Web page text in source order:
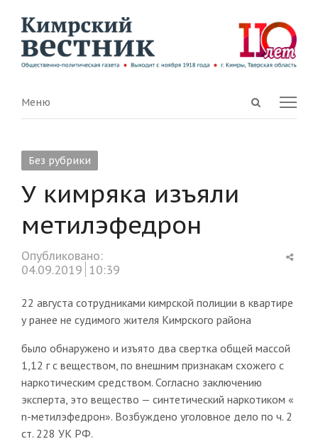
Open
Menu
Меню
Без рубрики
У кимряка изъяли
метилэфедрон
Опубликовано:
04.09.2019 10:39
22 августа сотрудниками кимрской полиции в квартире
у ранее не судимого жителя Кимрского района
было обнаружено и изъято два свертка общей массой
1,12 г с веществом, по внешним признакам схожего с
наркотическим средством. Согласно заключению
эксперта, это вещество — синтетический наркотиком «
n-метилэфедрон». Возбуждено уголовное дело по ч. 2
ст. 228 УК РФ.